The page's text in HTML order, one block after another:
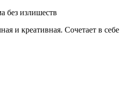
без излишеств
и креативная. Сочетает в себе